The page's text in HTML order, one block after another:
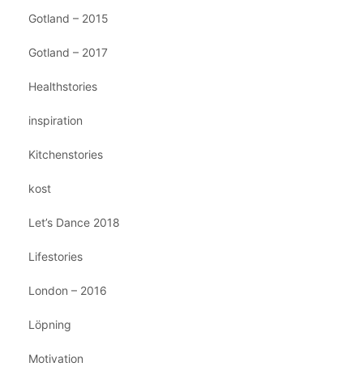
Gotland – 2015
Gotland – 2017
Healthstories
inspiration
Kitchenstories
kost
Let’s Dance 2018
Lifestories
London – 2016
Löpning
Motivation